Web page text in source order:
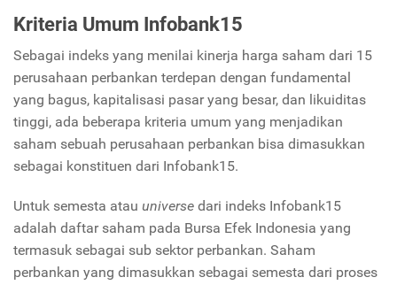
Kriteria Umum Infobank15
Sebagai indeks yang menilai kinerja harga saham dari 15
perusahaan perbankan terdepan dengan fundamental
yang bagus, kapitalisasi pasar yang besar, dan likuiditas
tinggi, ada beberapa kriteria umum yang menjadikan
saham sebuah perusahaan perbankan bisa dimasukkan
sebagai konstituen dari Infobank15.
Untuk semesta atau universe dari indeks Infobank15
adalah daftar saham pada Bursa Efek Indonesia yang
termasuk sebagai sub sektor perbankan. Saham
perbankan yang dimasukkan sebagai semesta dari proses